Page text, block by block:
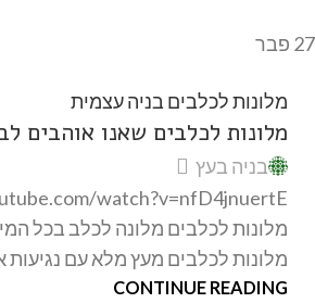
27 פבר
מלונות לכלבים בניה עצמית
מלונות לכלבים שאנו אוהבים
בניה בעץ
watch?v=nfD4jnuertE
מלונות לכלבים מלונה לכלב בכל
מלונות לכלבים מעץ מלא עם נגיעות
CONTINUE READING